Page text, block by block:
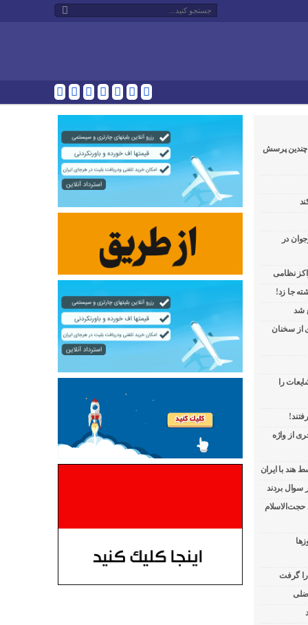
چندین پرسش
در
نظامی
جا زد!
شد
از سخنان
را
از واژه
هند با ایران
حجت‌الاسلام
را گرفت